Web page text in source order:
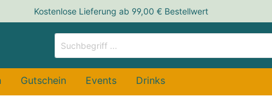
Kostenlose Lieferung ab 99,00 € Bestellwert
Gutschein Events Drinks